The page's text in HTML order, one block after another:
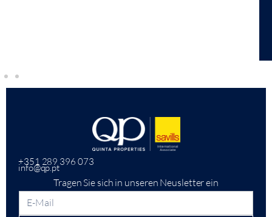
+351 289 396 073
info@qp.pt
Tragen Sie sich in unseren Neusletter ein